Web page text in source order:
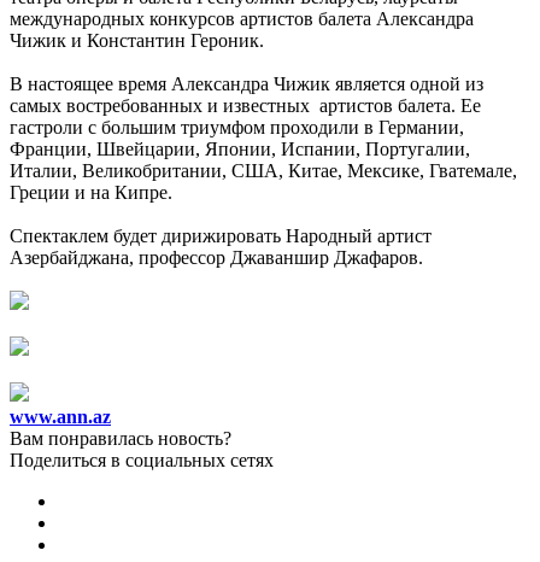
международных конкурсов артистов балета Александра
Чижик и Константин Героник.
В настоящее время Александра Чижик является одной из
самых востребованных и известных артистов балета. Ее
гастроли с большим триумфом проходили в Германии,
Франции, Швейцарии, Японии, Испании, Португалии,
Италии, Великобритании, США, Китае, Мексике, Гватемале,
Греции и на Кипре.
Спектаклем будет дирижировать Народный артист
Азербайджана, профессор Джаваншир Джафаров.
www.ann.az
Вам понравилась новость?
Поделиться в социальных сетях